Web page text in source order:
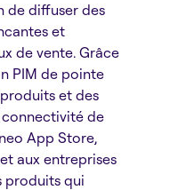
de diffuser des
et
de vente. Grâce
PIM de pointe
et des
connectivité de
App Store,
aux entreprises
produits qui